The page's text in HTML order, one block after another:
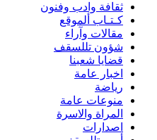
ثقافة وادب وفنون
كـتـاب ألموقع
مقالات وآراء
شؤون تللسقف
قضايا شعبنا
اخبار عامة
رياضة
منوعات عامة
المراة والاسرة
اصدارات